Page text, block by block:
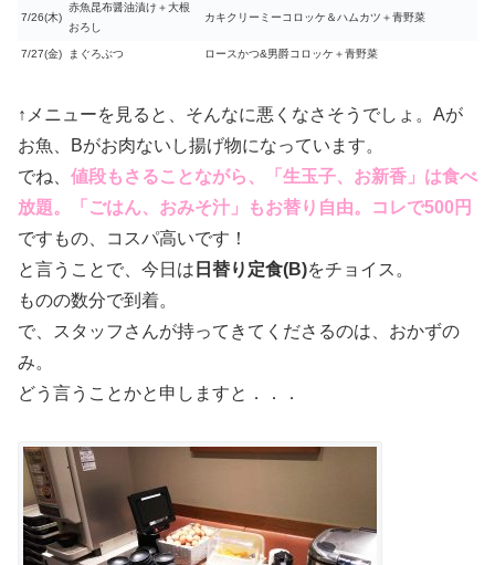
7/26(木)
赤魚昆布醤油漬け＋大根
おろし
カキクリーミーコロッケ＆ハムカツ＋青野菜
7/27(金) まぐろぶつ ロースかつ&男爵コロッケ＋青野菜
↑メニューを見ると、そんなに悪くなさそうでしょ。Aが
お魚、Bがお肉ないし揚げ物になっています。
でね、 値段もさることながら、「生玉子、お新香」は食べ
放題。「ごはん、おみそ汁」もお替り自由。コレで500円
ですもの、コスパ高いです！
と言うことで、今日は 日替り定食(B)をチョイス。
ものの数分で到着。
で、スタッフさんが持ってきてくださるのは、おかずの
み。
どう言うことかと申しますと．．．